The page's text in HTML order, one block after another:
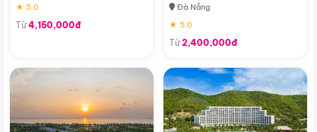
★ 5.0
Từ4,150,000đ
Đà Nẵng
★ 5.0
Từ2,400,000đ